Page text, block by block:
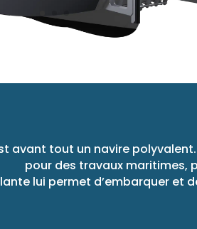
est avant tout un navire
pour des travaux maritimes,
lui permet d’embarquer et